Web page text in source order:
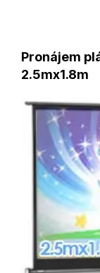
Pronájem
2.5mx1.8m